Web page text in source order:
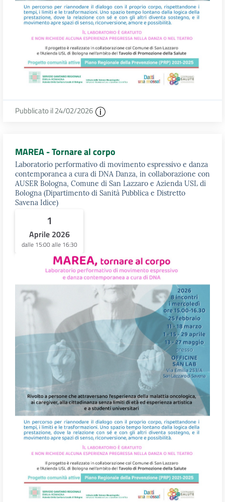
Pubblicato il 24/02/2026
MAREA - Tornare al corpo
Laboratorio performativo di movimento espressivo e danza
contemporanea a cura di DNA Danza, in collaborazione con
AUSER Bologna, Comune di San Lazzaro e Azienda USL di
Bologna (Dipartimento di Sanità Pubblica e Distretto
Savena Idice)
1
Aprile 2026
dalle 15:00 alle 16:30